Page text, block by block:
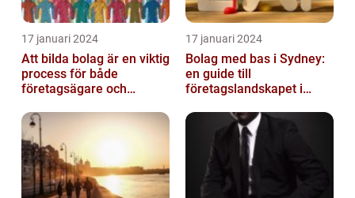
17 januari 2024
Att bilda bolag är en viktig
process för både
företagsägare och
etablera en ...
17 januari 2024
Bolag med bas i Sydney:
en guide till
företagslandskapet i
stad